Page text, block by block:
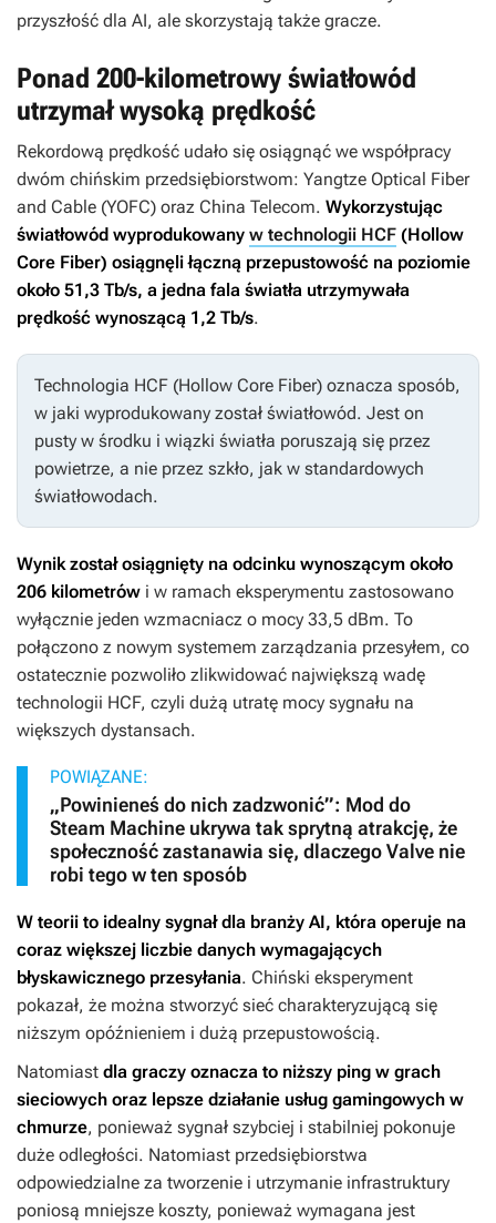
przyszłość dla AI, ale skorzystają także gracze.
Ponad 200-kilometrowy światłowód
utrzymał wysoką prędkość
Rekordową prędkość udało się osiągnąć we współpracy
dwóm chińskim przedsiębiorstwom: Yangtze Optical Fiber
and Cable (YOFC) oraz China Telecom. Wykorzystując
światłowód wyprodukowany w technologii HCF (Hollow
Core Fiber) osiągnęli łączną przepustowość na poziomie
około 51,3 Tb/s, a jedna fala światła utrzymywała
prędkość wynoszącą 1,2 Tb/s.
Technologia HCF (Hollow Core Fiber) oznacza sposób,
w jaki wyprodukowany został światłowód. Jest on
pusty w środku i wiązki światła poruszają się przez
powietrze, a nie przez szkło, jak w standardowych
światłowodach.
Wynik został osiągnięty na odcinku wynoszącym około
206 kilometrów i w ramach eksperymentu zastosowano
wyłącznie jeden wzmacniacz o mocy 33,5 dBm. To
połączono z nowym systemem zarządzania przesyłem, co
ostatecznie pozwoliło zlikwidować największą wadę
technologii HCF, czyli dużą utratę mocy sygnału na
większych dystansach.
POWIĄZANE:
„Powinieneś do nich zadzwonić”: Mod do
Steam Machine ukrywa tak sprytną atrakcję, że
społeczność zastanawia się, dlaczego Valve nie
robi tego w ten sposób
W teorii to idealny sygnał dla branży AI, która operuje na
coraz większej liczbie danych wymagających
błyskawicznego przesyłania. Chiński eksperyment
pokazał, że można stworzyć sieć charakteryzującą się
niższym opóźnieniem i dużą przepustowością.
Natomiast dla graczy oznacza to niższy ping w grach
sieciowych oraz lepsze działanie usług gamingowych w
chmurze, ponieważ sygnał szybciej i stabilniej pokonuje
duże odległości. Natomiast przedsiębiorstwa
odpowiedzialne za tworzenie i utrzymanie infrastruktury
poniosą mniejsze koszty, ponieważ wymagana jest